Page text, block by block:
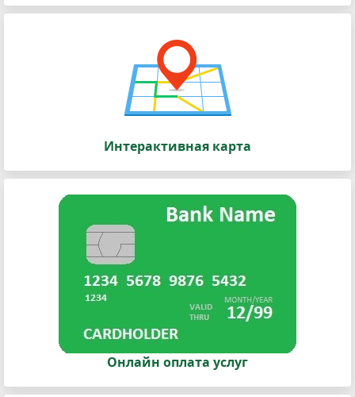
Интерактивная карта
Онлайн оплата услуг